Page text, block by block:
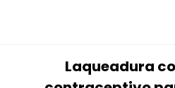
Laqueadura